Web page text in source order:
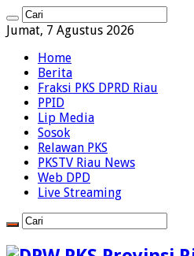
Jumat, 7 Agustus 2026
Home
Berita
Fraksi PKS DPRD Riau
PPID
Lip Media
Sosok
Relawan PKS
PKSTV Riau News
Web DPD
Live Streaming